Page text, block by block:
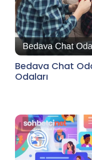
Bedava Chat
Odaları